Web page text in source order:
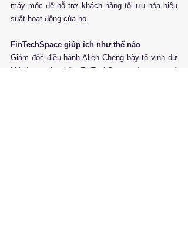
máy móc để hỗ trợ khách hàng tối ưu hóa hiệu
suất hoạt động của họ.
FinTechSpace giúp ích như thế nào
Giám đốc điều hành Allen Cheng bày tỏ vinh dự
khi được gia nhập FinTechSpace và trong quá